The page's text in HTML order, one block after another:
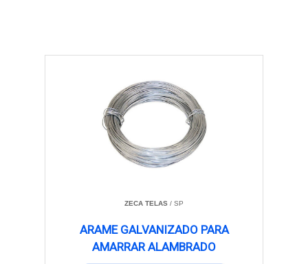
ZECA TELAS / SP
ARAME GALVANIZADO PARA
AMARRAR ALAMBRADO